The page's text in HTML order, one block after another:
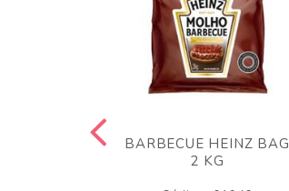
BARBECUE HEINZ BAG
2 KG